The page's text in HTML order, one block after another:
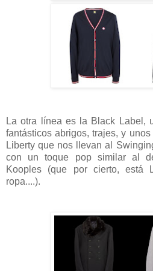
La otra línea es la Black Label,
fantásticos abrigos, trajes, y
Liberty que nos llevan al
con un toque pop similar al
Kooples (que por cierto, está
ropa....).